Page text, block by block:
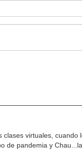
clases virtuales, cuando
de pandemia y